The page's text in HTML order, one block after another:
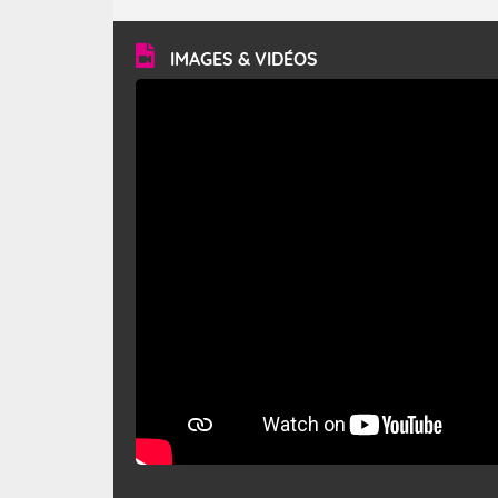
vitesse moyenne de 50 km/h et atteindre 80 à 100 km/h
en rafales, parfois davantage. Il parcourt la basse vallée
du Rhône et la Provence et envahit le littoral
méditerranéen à partir de la Camargue.
IMAGES & VIDÉOS